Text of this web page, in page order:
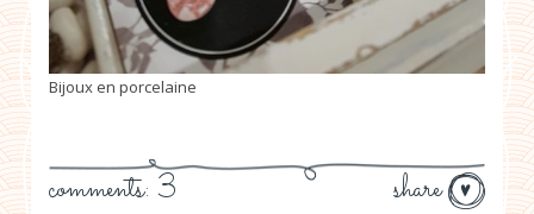
Bijoux en porcelaine
share
comments: 3